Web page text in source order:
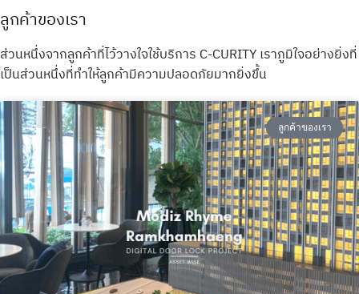
ลูกค้าของเรา
ส่วนหนึ่งจากลูกค้าที่ไว้วางใจใช้บริการ C-CURITY เราภูมิใจอย่างยิ่งที่
เป็นส่วนหนึ่งที่ทำให้ลูกค้ามีความปลอดภัยมากยิ่งขึ้น
ลูกค้าของเรา